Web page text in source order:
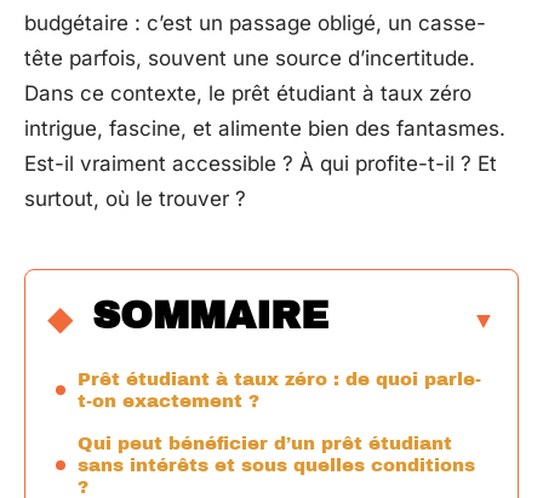
budgétaire : c’est un passage obligé, un casse-
tête parfois, souvent une source d’incertitude.
Dans ce contexte, le prêt étudiant à taux zéro
intrigue, fascine, et alimente bien des fantasmes.
Est-il vraiment accessible ? À qui profite-t-il ? Et
surtout, où le trouver ?
SOMMAIRE
Prêt étudiant à taux zéro : de quoi parle-
t-on exactement ?
Qui peut bénéficier d’un prêt étudiant
sans intérêts et sous quelles conditions
?